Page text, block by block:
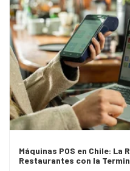
Máquinas POS en Chile: La
Restaurantes con la